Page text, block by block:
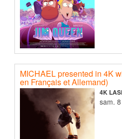
MICHAEL presented in 4K
en Français et Allemand)
4K